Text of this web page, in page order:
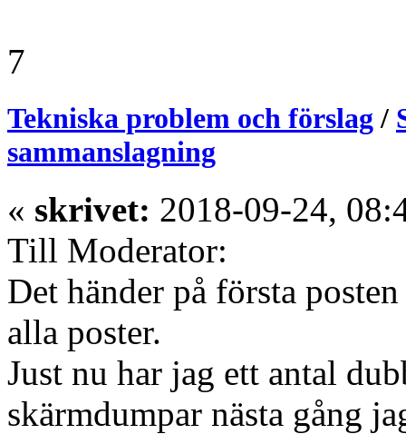
7
Tekniska problem och förslag /
sammanslagning
« skrivet: 2018-09-24,
Till Moderator:
Det händer på första
alla poster.
Just nu har jag ett antal
skärmdumpar nästa gång